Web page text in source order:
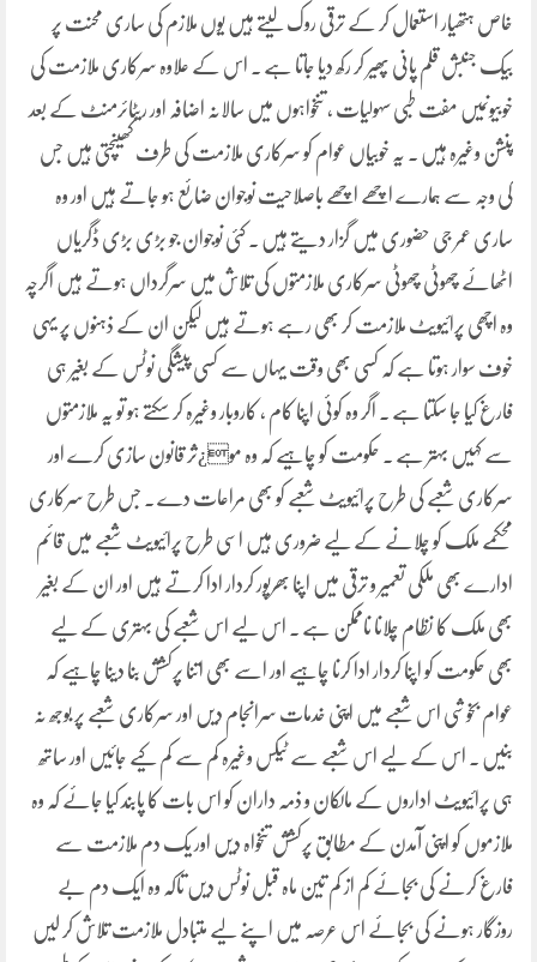
خاص ہتھیار استعمال کر کے ترقی روک لیتے ہیں یوں ملازم کی ساری محنت پر
بیک جنبش قلم پانی پھیر کر رکھ دیا جاتا ہے ۔ اس کے علاوہ سرکاری ملازمت کی
خوبیوںمیں مفت طبی سہولیات ، تنخواہوں میں سالانہ اضافہ اور ریٹائرمنٹ کے بعد
پنشن وغیرہ ہیں ۔ یہ خوبیاں عوام کو سرکاری ملازمت کی طرف کھینچتی ہیں جس
کی وجہ سے ہمارے اچھے اچھے باصلاحیت نوجوان ضائع ہو جاتے ہیں اور وہ
ساری عمر جی حضوری میں گزار دیتے ہیں ۔ کئی نوجوان جو بڑی بڑی ڈگریاں
اٹھائے چھوٹی چھوٹی سرکاری ملازمتوں کی تلاش میں سرگرداں ہوتے ہیں اگرچہ
وہ اچھی پرائیویٹ ملازمت کر بھی رہے ہوتے ہیں لیکن ان کے ذہنوں پر یہی
خوف سوار ہوتا ہے کہ کسی بھی وقت یہاں سے کسی پیشگی نوٹس کے بغیر ہی
فارغ کیا جا سکتا ہے ۔ اگر وہ کوئی اپنا کام ، کاروبار وغیرہ کر سکتے ہو تو یہ ملازمتوں
سے کہیں بہتر ہے ۔ حکومت کو چاہیے کہ وہ مو¿ثر قانون سازی کرے اور
سرکاری شعبے کی طرح پرائیویٹ شعبے کو بھی مراعات دے ۔ جس طرح سرکاری
محکمے ملک کو چلانے کے لیے ضروری ہیں اسی طرح پرائیویٹ شعبے میں قائم
ادارے بھی ملکی تعمیر و ترقی میں اپنا بھرپور کردار ادا کرتے ہیں اور ان کے بغیر
بھی ملک کا نظام چلانا ناممکن ہے ۔ اس لیے اس شعبے کی بہتری کے لیے
بھی حکومت کو اپنا کردار ادا کرنا چاہیے اور اسے بھی اتنا پرکشش بنا دینا چاہیے کہ
عوام بخوشی اس شعبے میں اپنی خدمات سرانجام دیں اور سرکاری شعبے پر بوجھ نہ
بنیں ۔ اس کے لیے اس شعبے سے ٹیکس وغیرہ کم سے کم کیے جائیں اور ساتھ
ہی پرائیویٹ اداروں کے مالکان و ذمہ داران کو اس بات کا پابند کیا جائے کہ وہ
ملازموں کو اپنی آمدن کے مطابق پرکشش تنخواہ دیں اور یک دم ملازمت سے
فارغ کرنے کی بجائے کم از کم تین ماہ قبل نوٹس دیں تاکہ وہ ایک دم بے
روزگار ہونے کی بجائے اس عرصہ میں اپنے لیے متبادل ملازمت تلاش کر لیں